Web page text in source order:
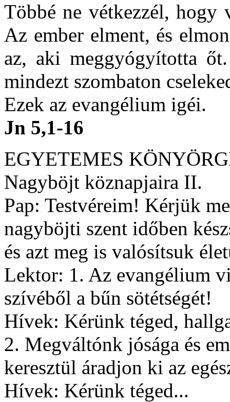
Többé ne vétkezzél, hogy
Az ember elment, és
az, aki meggyógyította
mindezt szombaton
Ezek az evangélium igéi.
Jn 5,1-16
EGYETEMES
Nagyböjt köznapjaira II.
Pap: Testvéreim! Kérjük
nagyböjti szent időben
és azt meg is valósítsuk
Lektor: 1. Az evangélium
szívéből a bűn sötétségét!
Hívek: Kérünk téged,
2. Megváltónk jósága és
keresztül áradjon ki az
Hívek: Kérünk téged...